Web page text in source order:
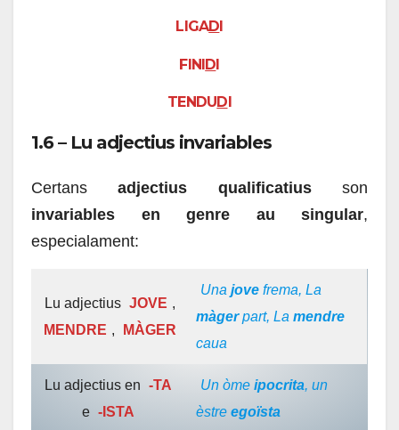
LIGAD
FINIDI
TENDUDI
1.6 – Lu adjectius invariables
Certansadjectius qualificatiusson
invariables en genre au singular,
especialament:
Lu adjectius JOVE ,
MENDRE , MÀGER
Una jove frema, La
màgerpart, La mendre
caua
Lu adjectius en -TA
e -ISTA
Un òme ipocrita, un
èstre egoïsta